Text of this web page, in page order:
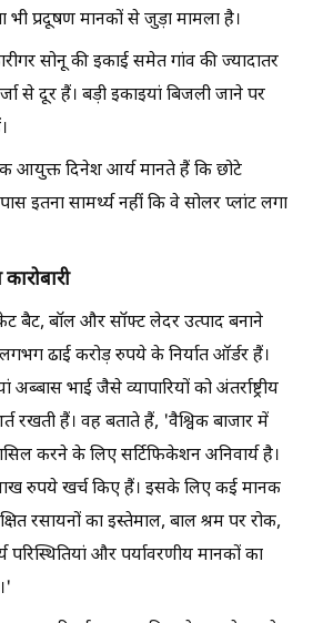
भी प्रदूषण मानकों से जुड़ा मामला है।
सोनू की इकाई समेत गांव की ज्यादातर
से दूर हैं। बड़ी इकाइयां बिजली जाने पर
आयुक्त दिनेश आर्य मानते हैं कि छोटे
इतना सामर्थ्य नहीं कि वे सोलर प्लांट लगा
बैट, बॉल और सॉफ्ट लेदर उत्पाद बनाने
ढाई करोड़ रुपये के निर्यात ऑर्डर हैं।
अब्बास भाई जैसे व्यापारियों को अंतर्राष्ट्रीय
रखती हैं। वह बताते हैं, 'वैश्विक बाजार में
करने के लिए सर्टिफिकेशन अनिवार्य है।
रुपये खर्च किए हैं। इसके लिए कई मानक
रसायनों का इस्तेमाल, बाल श्रम पर रोक,
परिस्थितियां और पर्यावरणीय मानकों का